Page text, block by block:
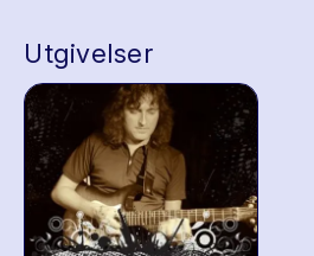
Utgivelser